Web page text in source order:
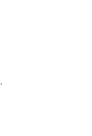
.